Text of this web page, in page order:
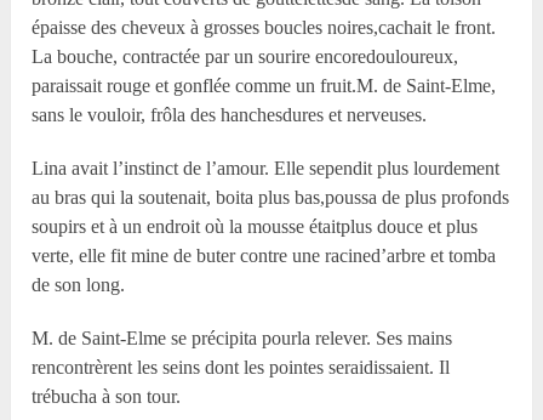
épaisse des cheveux à grosses boucles noires,cachait le front.
La bouche, contractée par un sourire encoredouloureux,
paraissait rouge et gonflée comme un fruit.M. de Saint-Elme,
sans le vouloir, frôla des hanchesdures et nerveuses.
Lina avait l’instinct de l’amour. Elle sependit plus lourdement
au bras qui la soutenait, boita plus bas,poussa de plus profonds
soupirs et à un endroit où la mousse étaitplus douce et plus
verte, elle fit mine de buter contre une racined’arbre et tomba
de son long.
M. de Saint-Elme se précipita pourla relever. Ses mains
rencontrèrent les seins dont les pointes seraidissaient. Il
trébucha à son tour.